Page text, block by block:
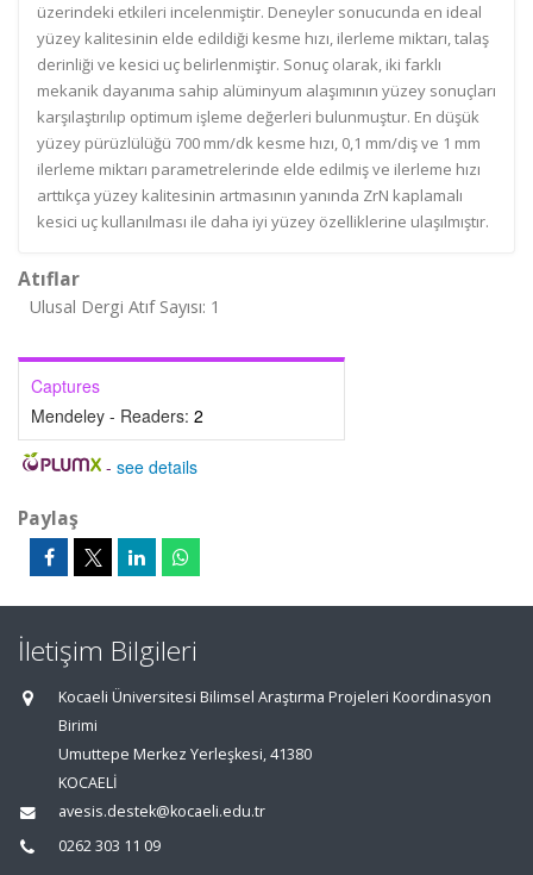
üzerindeki etkileri incelenmiştir. Deneyler sonucunda en ideal
yüzey kalitesinin elde edildiği kesme hızı, ilerleme miktarı, talaş
derinliği ve kesici uç belirlenmiştir. Sonuç olarak, iki farklı
mekanik dayanıma sahip alüminyum alaşımının yüzey sonuçları
karşılaştırılıp optimum işleme değerleri bulunmuştur. En düşük
yüzey pürüzlülüğü 700 mm/dk kesme hızı, 0,1 mm/diş ve 1 mm
ilerleme miktarı parametrelerinde elde edilmiş ve ilerleme hızı
arttıkça yüzey kalitesinin artmasının yanında ZrN kaplamalı
kesici uç kullanılması ile daha iyi yüzey özelliklerine ulaşılmıştır.
Atıflar
Ulusal Dergi Atıf Sayısı: 1
Captures
Mendeley - Readers: 2
- see details
Paylaş
İletişim Bilgileri
Kocaeli Üniversitesi Bilimsel Araştırma Projeleri Koordinasyon
Birimi
Umuttepe Merkez Yerleşkesi, 41380
KOCAELİ
avesis.destek@kocaeli.edu.tr
0262 303 11 09